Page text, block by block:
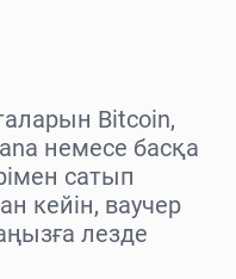
Bitcoin,
немесе басқа
сатып
кейін, ваучер
лезде